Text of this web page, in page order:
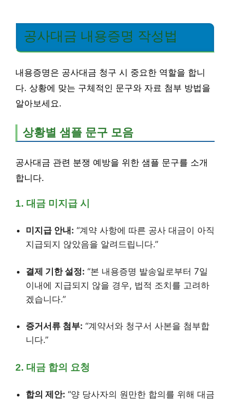
공사대금 내용증명 작성법
내용증명은 공사대금 청구 시 중요한 역할을 합니
다. 상황에 맞는 구체적인 문구와 자료 첨부 방법을
알아보세요.
상황별 샘플 문구 모음
공사대금 관련 분쟁 예방을 위한 샘플 문구를 소개
합니다.
1. 대금 미지급 시
미지급 안내: “계약 사항에 따른 공사 대금이 아직
지급되지 않았음을 알려드립니다.”
결제 기한 설정: “본 내용증명 발송일로부터 7일
이내에 지급되지 않을 경우, 법적 조치를 고려하
겠습니다.”
증거서류 첨부: “계약서와 청구서 사본을 첨부합
니다.”
2. 대금 합의 요청
합의 제안: “양 당사자의 원만한 합의를 위해 대금